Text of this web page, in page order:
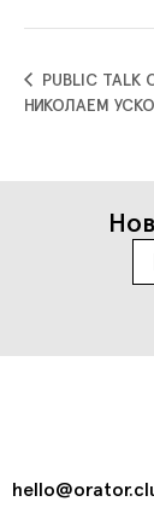
PUBLIC TALK
НИКОЛАЕМ